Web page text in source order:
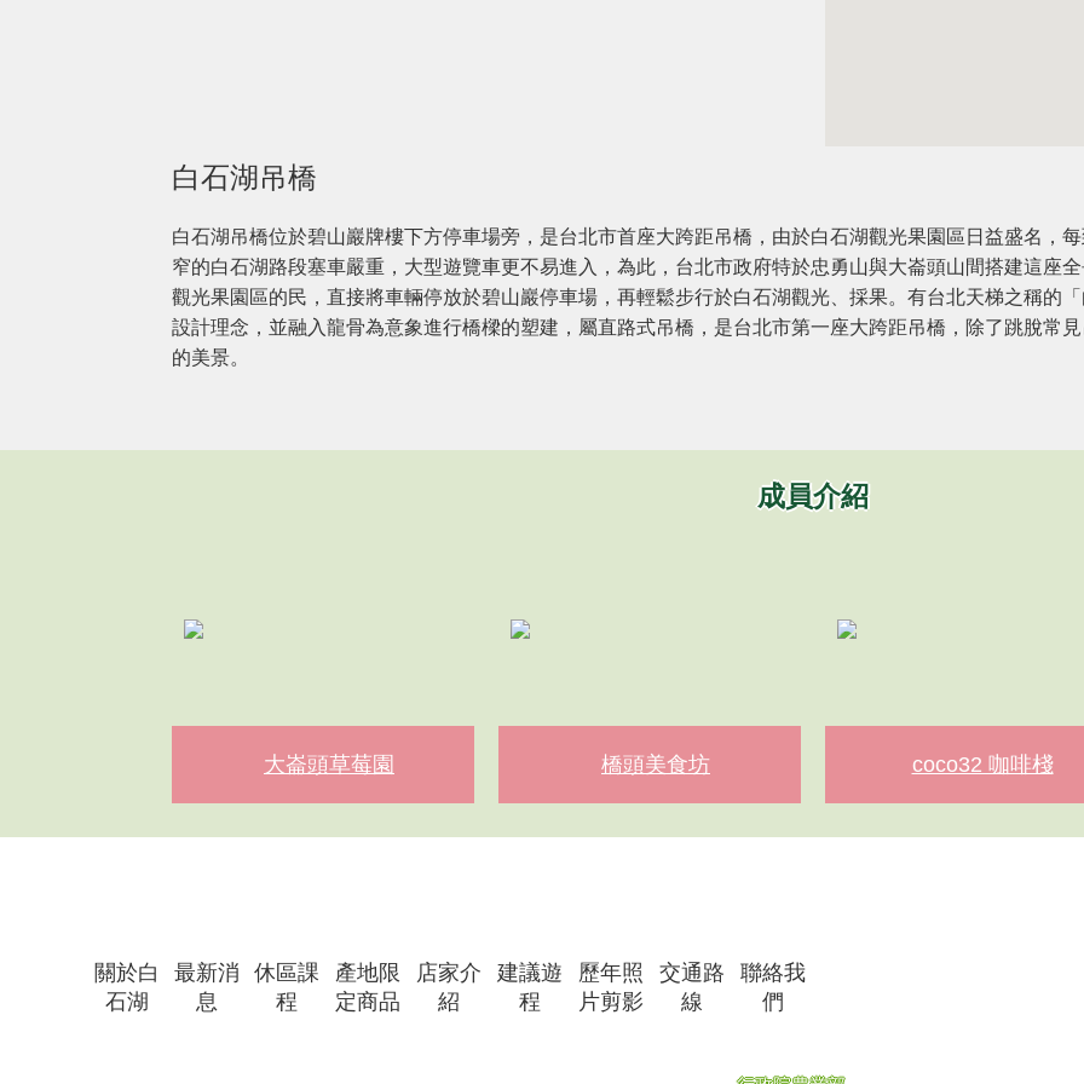
白石湖吊橋
白石湖吊橋位於碧山巖牌樓下方停車場旁，是台北市首座大跨距吊橋，由於白石湖觀光果園區日益盛名，
窄的白石湖路段塞車嚴重，大型遊覽車更不易進入，為此，台北市政府特於忠勇山與大崙頭山間搭建這座
觀光果園區的民，直接將車輛停放於碧山巖停車場，再輕鬆步行於白石湖觀光、採果。有台北天梯之稱的
設計理念，並融入龍骨為意象進行橋樑的塑建，屬直路式吊橋，是台北市第一座大跨距吊橋，除了跳脫常
的美景。
成員介紹
林文通
關於白
石湖
最新消
息
休區課
程
產地限
定商品
店家介
紹
建議遊
程
歷年照
片剪影
交通路
線
聯絡我
們